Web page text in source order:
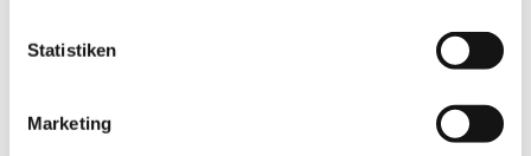
Statistiken
Marketing